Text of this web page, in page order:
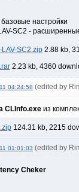
настройки
SC2 -
SC2.zip 2.88 kb,
2.23 kb, 4360
04:24:58 (edited by
CLInfo.exe из
124.31 kb, 2215
01:01:03 (edited by
Cheker